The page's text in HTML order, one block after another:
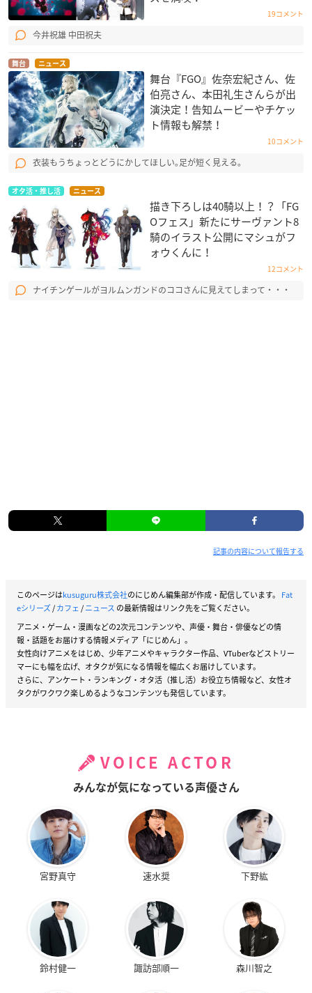
19コメント
今井祝雄 中田祝夫
舞台 ニュース
舞台『FGO』佐奈宏紀さん、佐
伯亮さん、本田礼生さんらが出
演決定！告知ムービーやチケッ
ト情報も解禁！
10コメント
衣装もうちょっとどうにかしてほしい｡足が短く見える｡
オタ活・推し活 ニュース
描き下ろしは40騎以上！？「FG
Oフェス」新たにサーヴァント8
騎のイラスト公開にマシュがフ
ォウくんに！
12コメント
ナイチンゲールがヨルムンガンドのココさんに見えてしまって・・・
記事の内容について報告する
このページはkusuguru株式会社のにじめん編集部が作成・配信しています。 Fat
eシリーズ/カフェ/ニュース の最新情報はリンク先をご覧ください。
アニメ・ゲーム・漫画などの2次元コンテンツや、声優・舞台・俳優などの情
報・話題をお届けする情報メディア「にじめん」。
女性向けアニメをはじめ、少年アニメやキャラクター作品、VTuberなどストリー
マーにも幅を広げ、オタクが気になる情報を幅広くお届けしています。
さらに、アンケート・ランキング・オタ活（推し活）お役立ち情報など、女性オ
タクがワクワク楽しめるようなコンテンツも発信しています。
VOICE ACTOR
みんなが気になっている声優さん
宮野真守 速水奨 下野紘
鈴村健一 諏訪部順一 森川智之